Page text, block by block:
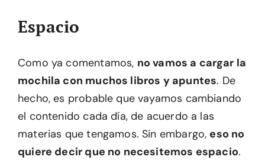
Espacio
Como ya comentamos, no vamos a cargar la
mochila con muchos libros y apuntes. De
hecho, es probable que vayamos cambiando
el contenido cada día, de acuerdo a las
materias que tengamos. Sin embargo, eso no
quiere decir que no necesitemos espacio.